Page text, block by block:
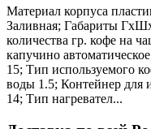
Материал корпуса
Заливная; Габариты
количества гр. кофе на
капучино
15; Тип используемого
воды 1.5; Контейнер для
14; Тип нагревател...